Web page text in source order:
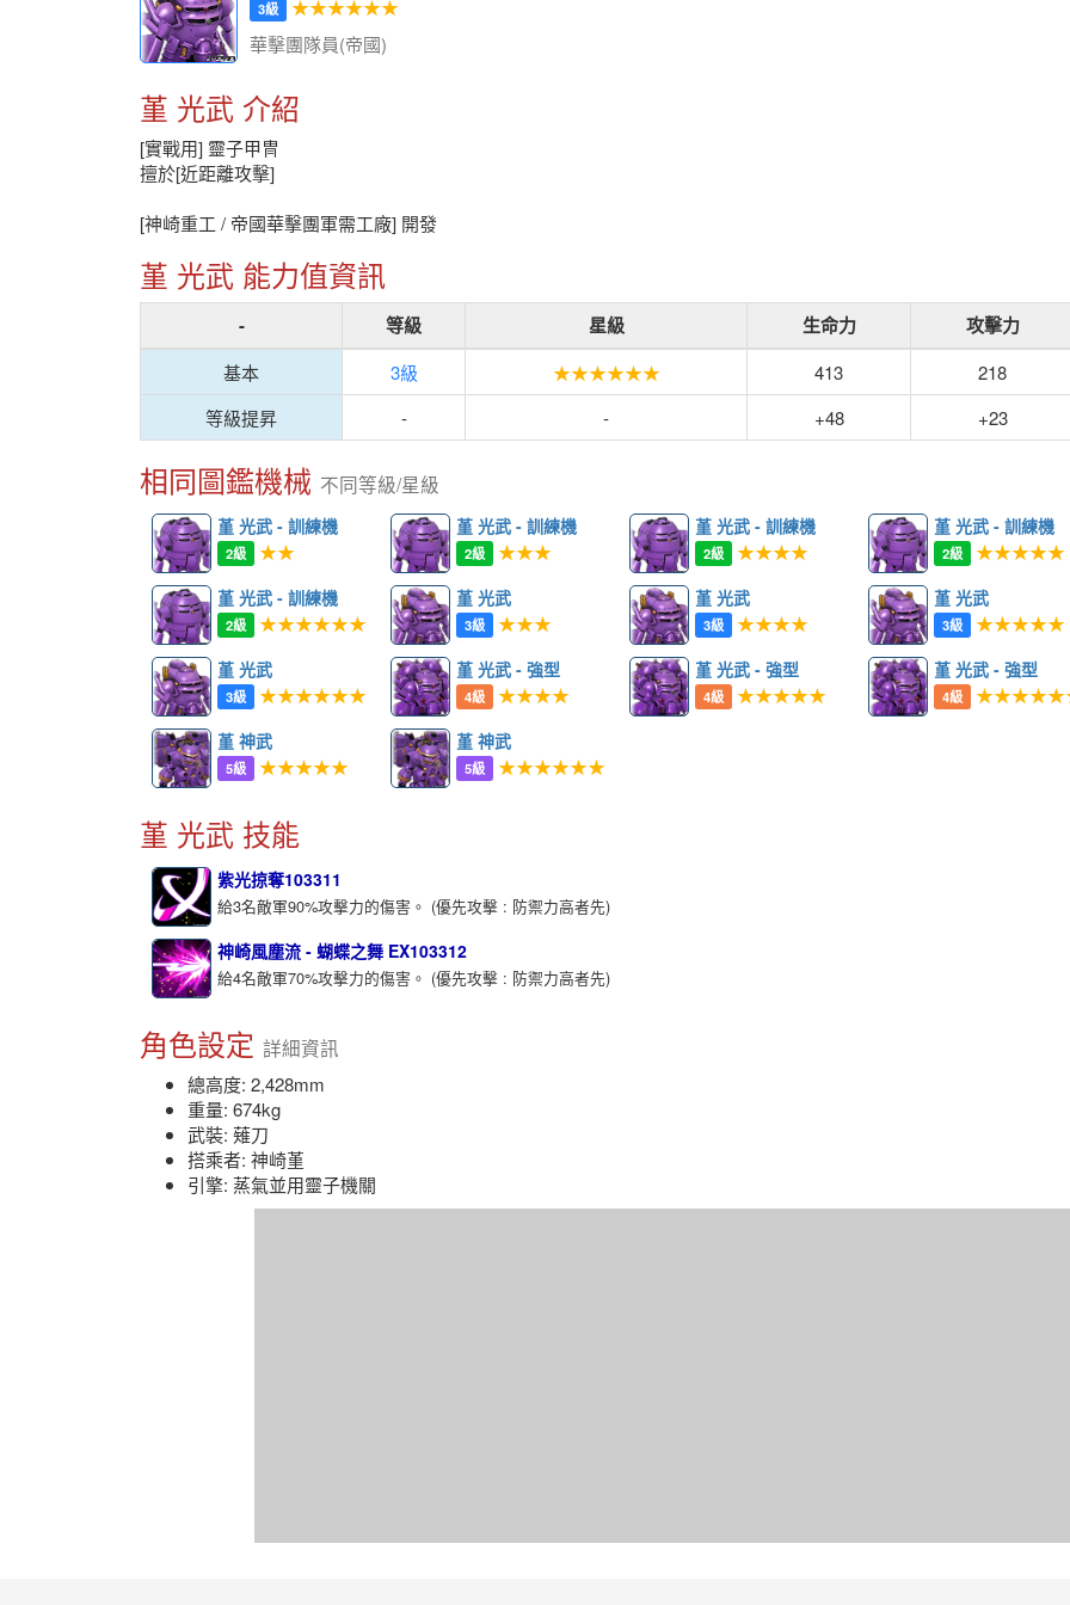
3級
★★★★★★
華擊團隊員(帝國)
堇 光武 介紹
[實戰用] 靈子甲冑
擅於[近距離攻擊]
[神崎重工 / 帝國華擊團軍需工廠] 開發
堇 光武 能力值資訊
- 等級 星級 生命力 攻擊力
基本 3級 ★★★★★★ 413
218
等級提昇
- - +48 +23
相同圖鑑機械 不同等級/星級
堇 光武 - 訓練機
2級 ★★
堇 光武 - 訓練機
2級 ★★★
堇 光武 - 訓練機
2級 ★★★★
堇 光武 - 訓練機
2級 ★★★★★
堇 光武 - 訓練機
2級 ★★★★★★
堇 光武
3級 ★★★
堇 光武
3級 ★★★★
堇 光武
3級 ★★★★★
堇 光武
3級 ★★★★★★
堇 光武 - 強型
4級 ★★★★
堇 光武 - 強型
4級 ★★★★★
堇 光武 - 強型
4級
堇 神武
5級 ★★★★★
堇 神武
5級 ★★★★★★
堇 光武 技能
紫光掠奪103311
給3名敵軍90%攻擊力的傷害。 (優先攻擊 : 防禦力高者先)
神崎風塵流 - 蝴蝶之舞 EX103312
給4名敵軍70%攻擊力的傷害。 (優先攻擊 : 防禦力高者先)
角色設定 詳細資訊
總高度: 2,428mm
重量: 674kg
武裝: 薙刀
搭乘者: 神崎堇
引擎: 蒸氣並用靈子機關